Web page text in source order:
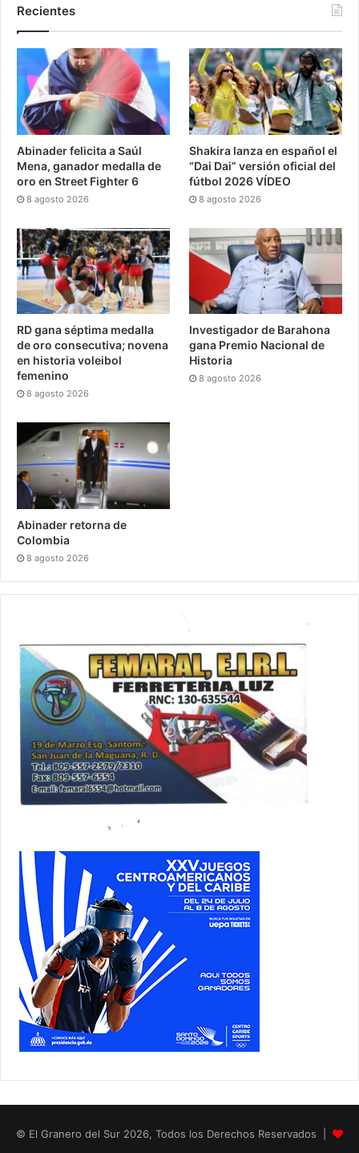
Recientes
Abinader felicita a Saúl
Mena, ganador medalla de
oro en Street Fighter 6
8 agosto 2026
Shakira lanza en español el
“Dai Dai” versión oficial del
fútbol 2026 VÍDEO
8 agosto 2026
RD gana séptima medalla
de oro consecutiva; novena
en historia voleibol
femenino
8 agosto 2026
Investigador de Barahona
gana Premio Nacional de
Historia
8 agosto 2026
Abinader retorna de
Colombia
8 agosto 2026
© El Granero del Sur 2026, Todos los Derechos Reservados |